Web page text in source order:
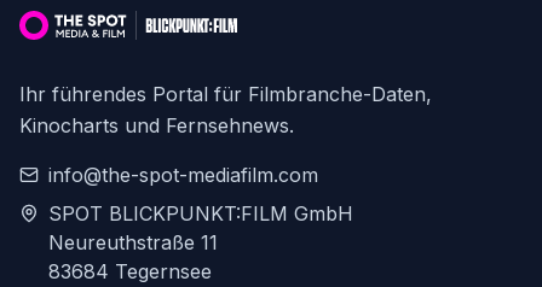
Ihr führendes Portal für Filmbranche-Daten,
Kinocharts und Fernsehnews.
info@the-spot-mediafilm.com
SPOT BLICKPUNKT:FILM GmbH
Neureuthstraße 11
83684 Tegernsee